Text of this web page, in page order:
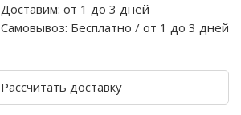
Доставим: от 1 до 3 дней
Самовывоз: Бесплатно / от 1 до 3 дней
Рассчитать доставку